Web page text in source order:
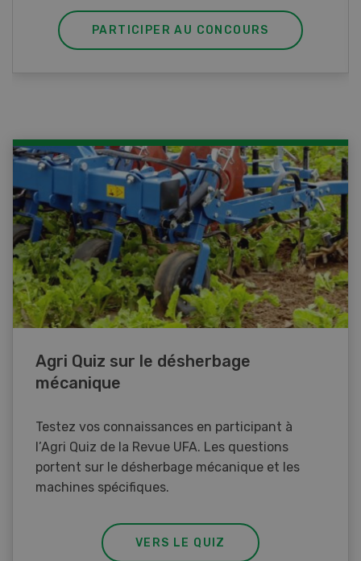
PARTICIPER AU CONCOURS
Agri Quiz sur le désherbage
mécanique
Testez vos connaissances en participant à
l’Agri Quiz de la Revue UFA. Les questions
portent sur le désherbage mécanique et les
machines spécifiques.
VERS LE QUIZ